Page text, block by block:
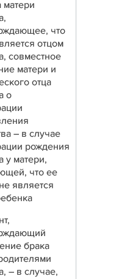
матери
что
отцом
совместное
матери и
отца
о
– в случае
рождения
у матери,
что ее
является
брака
– в случае,